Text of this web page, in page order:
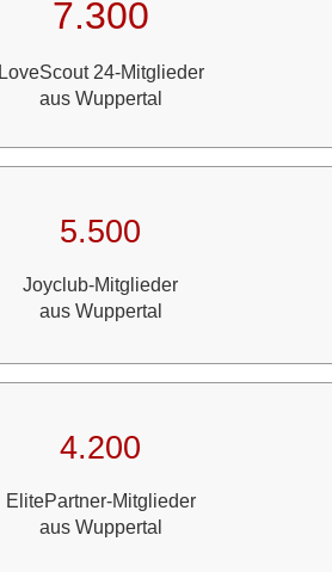
7.300
LoveScout 24-Mitglieder
aus Wuppertal
5.500
Joyclub-Mitglieder
aus Wuppertal
4.200
ElitePartner-Mitglieder
aus Wuppertal